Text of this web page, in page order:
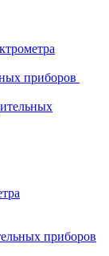
приборов
приборов